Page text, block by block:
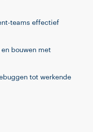
teams effectief
bouwen met
tot werkende